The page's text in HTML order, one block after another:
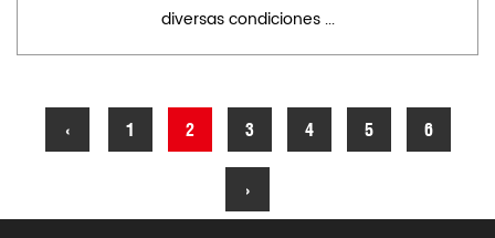
diversas condiciones ...
‹ 1 2 3 4 5 6
›